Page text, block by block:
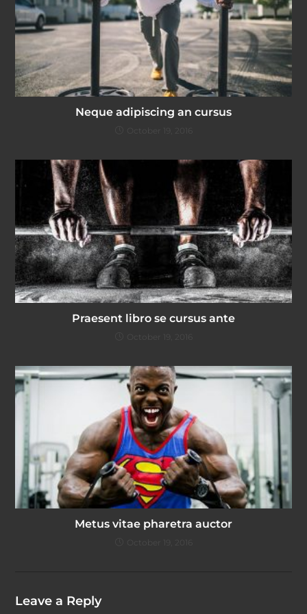
Neque adipiscing an cursus
October 19, 2016
Praesent libro se cursus ante
Metus vitae pharetra auctor
Leave a Reply